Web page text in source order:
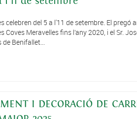
celebren del 5 a l'11 de setembre. El pregó
Meravelles fins l’any 2020, i el Sr.
de Benifallet...
I DECORACIÓ DE